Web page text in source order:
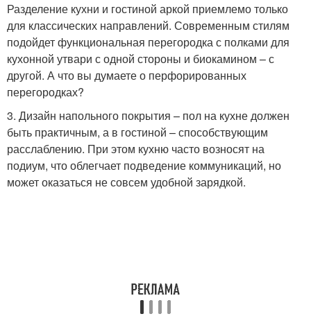
Разделение кухни и гостиной аркой приемлемо только
для классических направлений. Современным стилям
подойдет функциональная перегородка с полками для
кухонной утвари с одной стороны и биокамином – с
другой. А что вы думаете о перфорированных
перегородках?
3. Дизайн напольного покрытия – пол на кухне должен
быть практичным, а в гостиной – способствующим
расслаблению. При этом кухню часто возносят на
подиум, что облегчает подведение коммуникаций, но
может оказаться не совсем удобной зарядкой.